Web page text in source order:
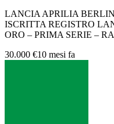
LANCIA APRILIA
ISCRITTA REGISTRO
ORO – PRIMA SERIE –
30.000 €10 mesi fa